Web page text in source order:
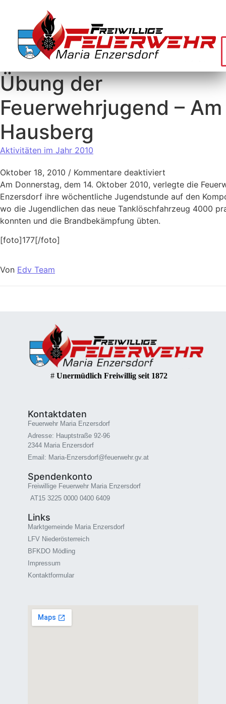
Übung der
Feuerwehrjugend – Am
Hausberg
Aktivitäten im Jahr 2010
Oktober 18, 2010 / Kommentare deaktiviert
Am Donnerstag, dem 14. Oktober 2010, verlegte die
Enzersdorf ihre wöchentliche Jugendstunde auf den
wo die Jugendlichen das neue Tanklöschfahrzeug 4000
konnten und die Brandbekämpfung übten.
[foto]177[/foto]
Von Edv Team
# Unermüdlich Freiwillig seit 1872
Kontaktdaten
Feuerwehr Maria Enzersdorf
Adresse: Hauptstraße 92-96
2344 Maria Enzersdorf
Email: Maria-Enzersdorf@feuerwehr.gv.at
Spendenkonto
Freiwillige Feuerwehr Maria Enzersdorf
AT15 3225 0000 0400 6409
Links
Marktgemeinde Maria Enzersdorf
LFV Niederösterreich
BFKDO Mödling
Impressum
Kontaktformular